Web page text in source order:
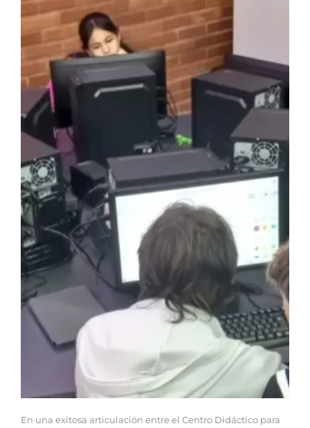
En una exitosa articulación entre el Centro Didáctico para